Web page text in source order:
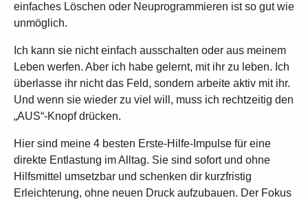
einfaches Löschen oder Neuprogrammieren ist so gut wie
unmöglich.
Ich kann sie nicht einfach ausschalten oder aus meinem
Leben werfen. Aber ich habe gelernt, mit ihr zu leben. Ich
überlasse ihr nicht das Feld, sondern arbeite aktiv mit ihr.
Und wenn sie wieder zu viel will, muss ich rechtzeitig den
„AUS“-Knopf drücken.
Hier sind meine 4 besten Erste-Hilfe-Impulse für eine
direkte Entlastung im Alltag. Sie sind sofort und ohne
Hilfsmittel umsetzbar und schenken dir kurzfristig
Erleichterung, ohne neuen Druck aufzubauen. Der Fokus